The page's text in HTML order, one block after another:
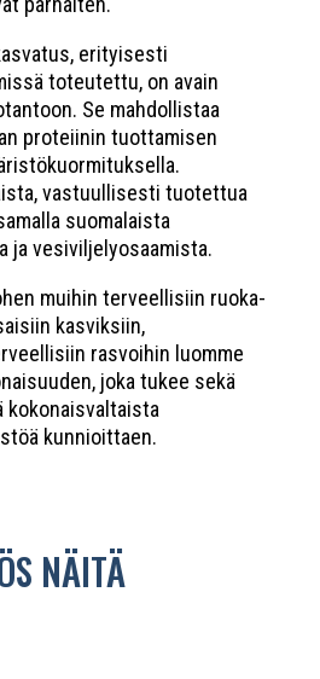
erityisesti
toteutettu, on avain
Se mahdollistaa
proteiinin tuottamisen
vastuullisesti tuotettua
suomalaista
ja vesiviljelyosaamista.
muihin terveellisiin ruoka-
kasviksiin,
rasvoihin luomme
joka tukee sekä
kokonaisvaltaista
kunnioittaen.
NÄITÄ